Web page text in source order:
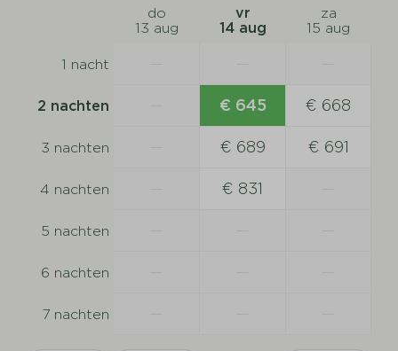
do
13 aug
vr
14 aug
za
15 aug
1 nacht
2 nachten € 645 € 668
3 nachten € 689 € 691
4 nachten € 831
5 nachten
6 nachten
7 nachten